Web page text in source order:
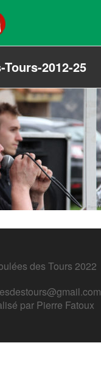
2012-25
des Tours 2022
par Pierre Fatoux